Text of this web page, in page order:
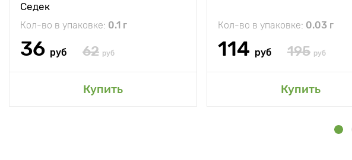
Седек
Кол-во в упаковке: 0.1 г
36 руб 62 руб
Купить
Кол-во в упаковке: 0.03 г
114 руб 195 руб
Купить